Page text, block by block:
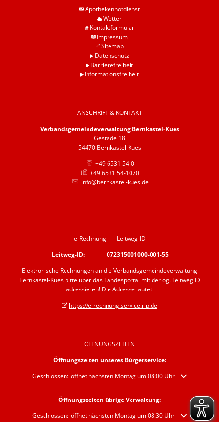
Apothekennotdienst
Wetter
Kontaktformular
Impressum
Sitemap
Datenschutz
Barrierefreiheit
Informationsfreiheit
ANSCHRIFT & KONTAKT
Verbandsgemeindeverwaltung Bernkastel-Kues
Gestade 18
54470 Bernkastel-Kues
+49 6531 54-0
+49 6531 54-1070
info@bernkastel-kues.de
e-Rechnung - Leitweg-ID
Leitweg-ID: 072315001000-001-55
Elektronische Rechnungen an die Verbandsgemeindeverwaltung
Bernkastel-Kues bitte über das Landesportal mit der og. Leitweg ID
adressieren! Die Adresse lautet:
https://e-rechnung.service.rlp.de
ÖFFNUNGSZEITEN
Öffnungszeiten unseres Bürgerservice:
Klicken, um weitere Öffnungs- oder Schließzeiten auszublenden
Geschlossen: öffnet nächsten Montag um 08:00 Uhr
Öffnungszeiten übrige Verwaltung:
Klicken, um weitere Öffnungs- oder Schließzeiten auszublenden
Geschlossen: öffnet nächsten Montag um 08:30 Uhr